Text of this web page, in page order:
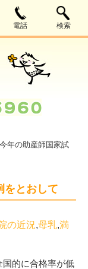
電話 検索
年の助産師国家試
とおして
の近況,母乳,満
的に合格率が低